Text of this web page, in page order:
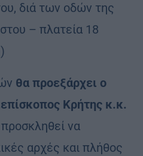
διά των οδών της
– πλατεία 18
θα προεξάρχει ο
Κρήτης κ.κ.
να
αρχές και πλήθος